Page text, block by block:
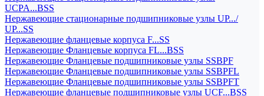
UCPA...BSS
Нержавеющие стационарные подшипниковые узлы UP.../
UP...SS
Нержавеющие фланцевые корпуса F...SS
Нержавеющие Фланцевые корпуса FL...BSS
Нержавеющие Фланцевые подшипниковые узлы SSBPF
Нержавеющие Фланцевые подшипниковые узлы SSBPFL
Нержавеющие Фланцевые подшипниковые узлы SSBPFT
Нержавеющие фланцевые подшипниковые узлы UCF...BSS